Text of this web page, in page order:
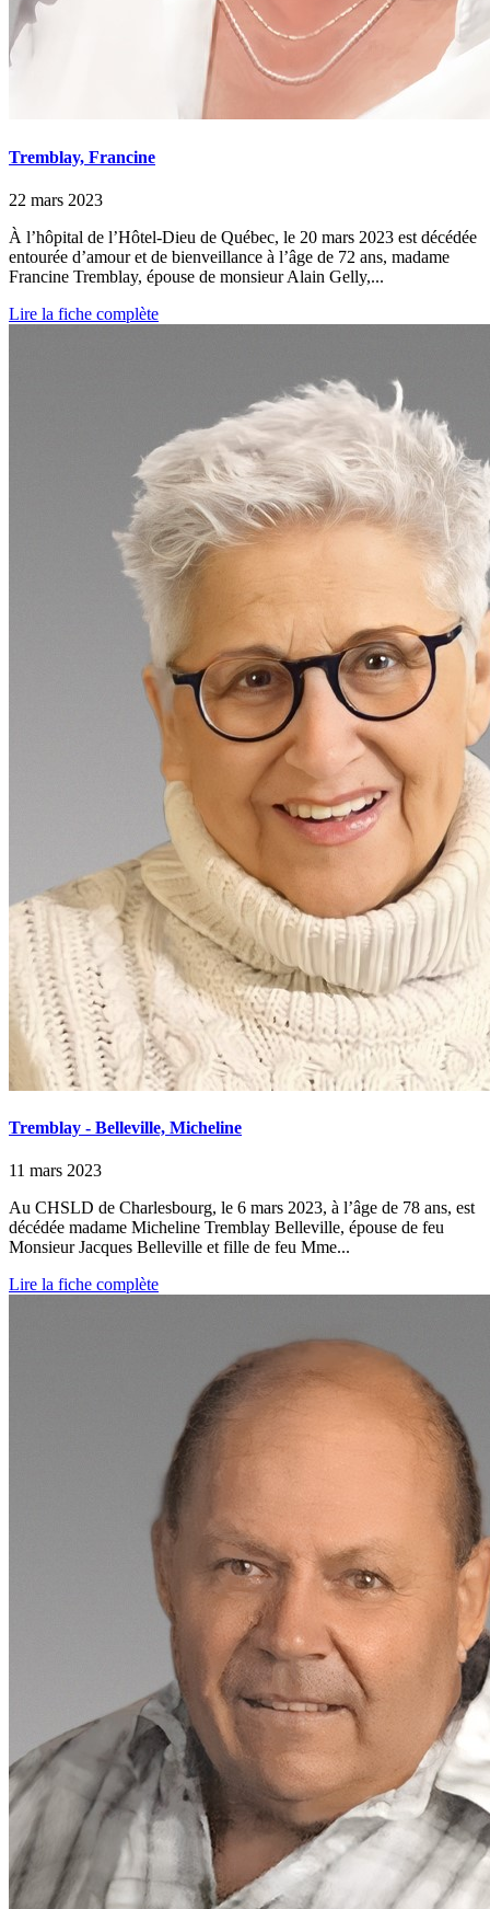
Tremblay, Francine
22 mars 2023
À l’hôpital de l’Hôtel-Dieu de Québec, le 20 mars 2023 est décédée
entourée d’amour et de bienveillance à l’âge de 72 ans, madame
Francine Tremblay, épouse de monsieur Alain Gelly,...
Lire la fiche complète
Tremblay - Belleville, Micheline
11 mars 2023
Au CHSLD de Charlesbourg, le 6 mars 2023, à l’âge de 78 ans, est
décédée madame Micheline Tremblay Belleville, épouse de feu
Monsieur Jacques Belleville et fille de feu Mme...
Lire la fiche complète